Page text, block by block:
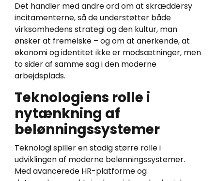
Det handler med andre ord om at skræddersy
incitamenterne, så de understøtter både
virksomhedens strategi og den kultur, man
ønsker at fremelske – og om at anerkende, at
økonomi og identitet ikke er modsætninger, men
to sider af samme sag i den moderne
arbejdsplads.
Teknologiens rolle i
nytænkning af
belønningssystemer
Teknologi spiller en stadig større rolle i
udviklingen af moderne belønningssystemer.
Med avancerede HR-platforme og